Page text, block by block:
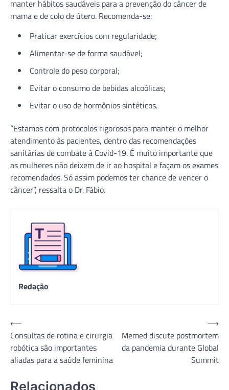
manter hábitos saudáveis para a prevenção do câncer de
mama e de colo de útero. Recomenda-se:
Praticar exercícios com regularidade;
Alimentar-se de forma saudável;
Controle do peso corporal;
Evitar o consumo de bebidas alcoólicas;
Evitar o uso de hormônios sintéticos.
“Estamos com protocolos rigorosos para manter o melhor
atendimento às pacientes, dentro das recomendações
sanitárias de combate à Covid-19. É muito importante que
as mulheres não deixem de ir ao hospital e façam os exames
recomendados. Só assim podemos ter chance de vencer o
câncer”, ressalta o Dr. Fábio.
Redação
Navegação
de
Post
⟵
Consultas de rotina e cirurgia
robótica são importantes
aliadas para a saúde feminina
Memed discute postmortem
da pandemia durante Global
Summit
⟶
Relacionados